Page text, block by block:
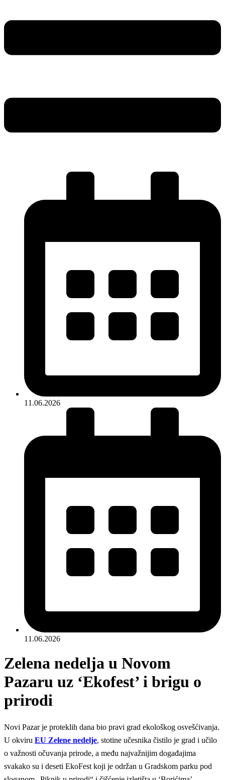
11.06.2026
11.06.2026
Zelena nedelja u Novom
Pazaru uz ‘Ekofest’ i brigu o
prirodi
Novi Pazar je proteklih dana bio pravi grad ekološkog osvešćivanja.
U okviru EU Zelene nedelje, stotine učesnika čistilo je grad i učilo
o važnosti očuvanja prirode, a među najvažnijim događajima
svakako su i deseti EkoFest koji je održan u Gradskom parku pod